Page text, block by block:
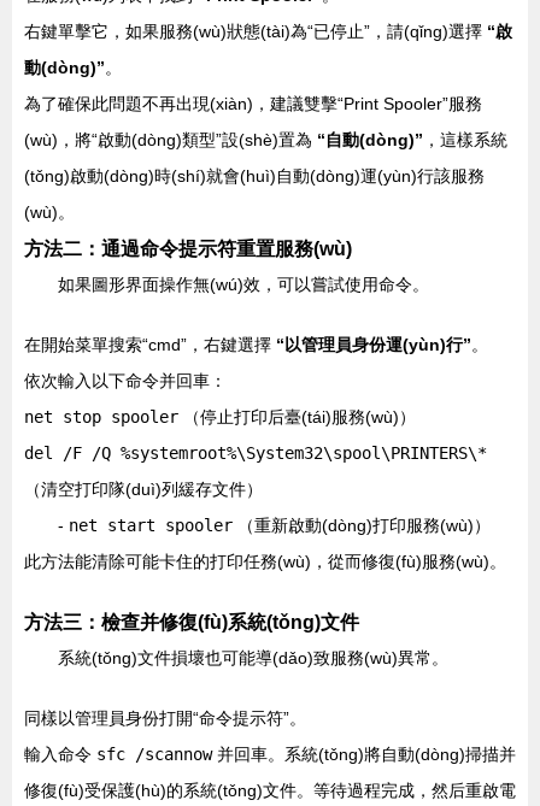
右鍵單擊它，如果服務(wù)狀態(tài)為“已停止”，請(qǐng)選擇 “啟
動(dòng)”。
為了確保此問題不再出現(xiàn)，建議雙擊“Print Spooler”服務
(wù)，將“啟動(dòng)類型”設(shè)置為 “自動(dòng)” ，這樣系統
(tǒng)啟動(dòng)時(shí)就會(huì)自動(dòng)運(yùn)行該服務
(wù)。
方法二：通過命令提示符重置服務(wù)
如果圖形界面操作無(wú)效，可以嘗試使用命令。
在開始菜單搜索“cmd”，右鍵選擇 “以管理員身份運(yùn)行”。
依次輸入以下命令并回車：
net stop spooler （停止打印后臺(tái)服務(wù)）
del /F /Q %systemroot%\System32\spool\PRINTERS\*
（清空打印隊(duì)列緩存文件）
- net start spooler （重新啟動(dòng)打印服務(wù)）
此方法能清除可能卡住的打印任務(wù)，從而修復(fù)服務(wù)。
方法三：檢查并修復(fù)系統(tǒng)文件
系統(tǒng)文件損壞也可能導(dǎo)致服務(wù)異常。
同樣以管理員身份打開“命令提示符”。
輸入命令 sfc /scannow并回車。系統(tǒng)將自動(dòng)掃描并
修復(fù)受保護(hù)的系統(tǒng)文件。等待過程完成，然后重啟電